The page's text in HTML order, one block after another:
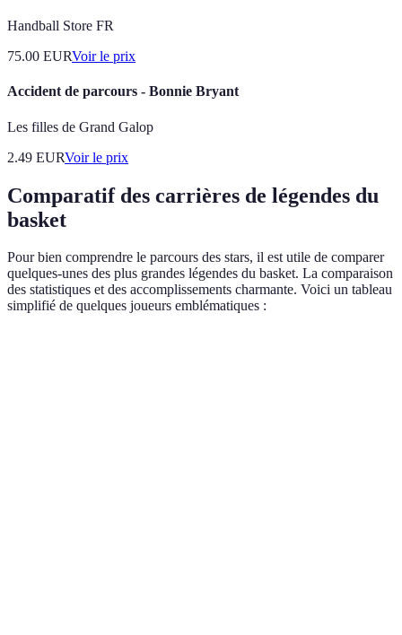
Handball Store FR
75.00 EURVoir le prix
Accident de parcours - Bonnie Bryant
Les filles de Grand Galop
2.49 EURVoir le prix
Comparatif des carrières de légendes du
basket
Pour bien comprendre le parcours des stars, il est utile de comparer
quelques-unes des plus grandes légendes du basket. La comparaison
des statistiques et des accomplissements charmante. Voici un tableau
simplifié de quelques joueurs emblématiques :